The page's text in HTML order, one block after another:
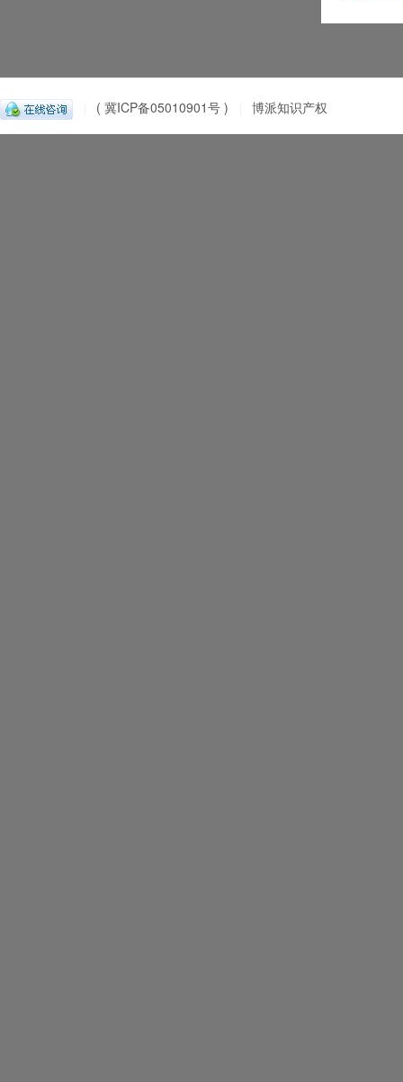
( 冀ICP备05010901号 ) 博派知识产权